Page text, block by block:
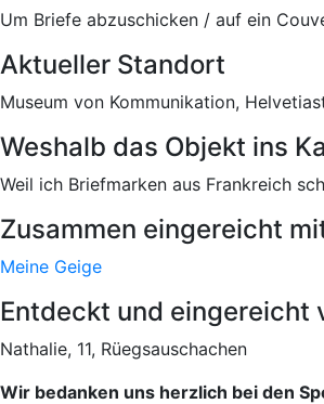
Um Briefe abzuschicken / auf ein
Aktueller Standort
Museum von Kommunikation,
Weshalb das Objekt ins
Weil ich Briefmarken aus Frankreich
Zusammen eingereicht
Meine Geige
Entdeckt und eingereicht
Nathalie, 11, Rüegsauschachen
Wir bedanken uns herzlich bei den